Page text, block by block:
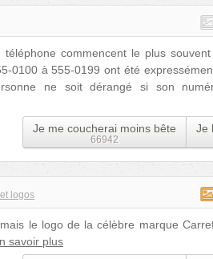
commencent le plus
0100 à 555-0199 ont été
ne soit dérangé si son
Je me coucherai moins bête
66942
Je
logos
le logo de la célèbre marque
savoir plus